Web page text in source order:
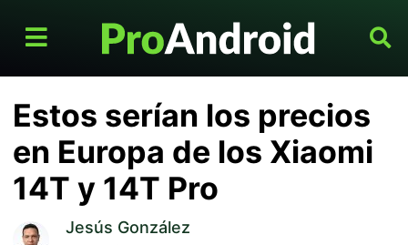
Estos serían los precios
en Europa de los Xiaomi
14T y 14T Pro
Jesús González